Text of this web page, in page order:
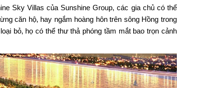
Sky Villas của Sunshine Group, các gia chủ có thể
căn hộ, hay ngắm hoàng hôn trên sông Hồng trong
bỏ, họ có thể thư thả phóng tầm mắt bao trọn cảnh